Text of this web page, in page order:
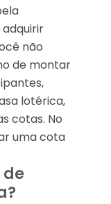
não
de montar
lotérica,
cotas. No
uma cota